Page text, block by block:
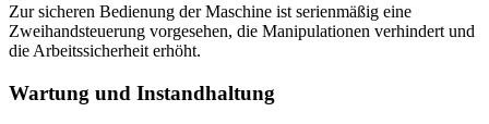
Zur sicheren Bedienung der Maschine ist serienmäßig eine
Zweihandsteuerung vorgesehen, die Manipulationen verhindert und
die Arbeitssicherheit erhöht.
Wartung und Instandhaltung